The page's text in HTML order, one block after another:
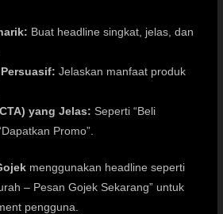
Buat headline singkat, jelas, dan
Jelaskan manfaat produk
yang Jelas: Seperti “Beli
Promo”.
menggunakan headline seperti
– Pesan Gojek Sekarang” untuk
pengguna.